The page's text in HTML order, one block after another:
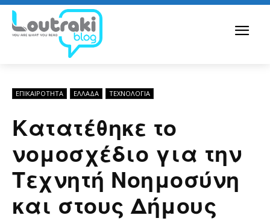
ΕΠΙΚΑΙΡΟΤΗΤΑ ΕΛΛΆΔΑ ΤΕΧΝΟΛΟΓΊΑ
Κατατέθηκε το
νομοσχέδιο για την
Τεχνητή Νοημοσύνη
και στους Δήμους